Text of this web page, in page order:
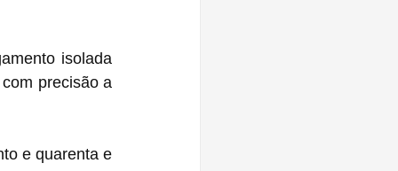
isolada
precisão a
e quarenta e